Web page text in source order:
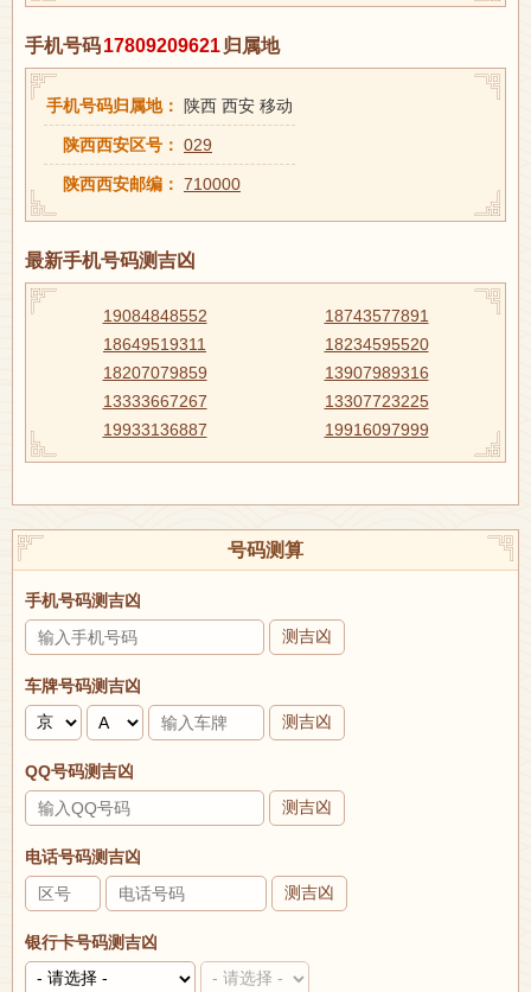
手机号码17809209621归属地
手机号码归属地： 陕西 西安 移动
陕西西安区号： 029
陕西西安邮编： 710000
最新手机号码测吉凶
19084848552
18743577891
18649519311
18234595520
18207079859
13907989316
13333667267
13307723225
19933136887
19916097999
号码测算
手机号码测吉凶
测吉凶
车牌号码测吉凶
测吉凶
QQ号码测吉凶
测吉凶
电话号码测吉凶
测吉凶
银行卡号码测吉凶